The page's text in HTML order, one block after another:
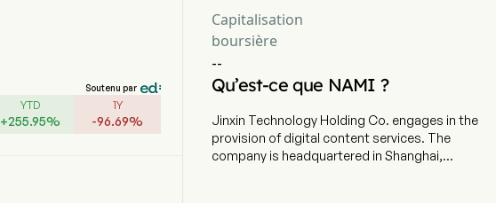
Soutenu par
YTD
+255.95%
1Y
-96.69%
Capitalisation
boursière
--
Qu’est-ce que NAMI ?
Jinxin Technology Holding Co. engages in the
provision of digital content services. The
company is headquartered in Shanghai,